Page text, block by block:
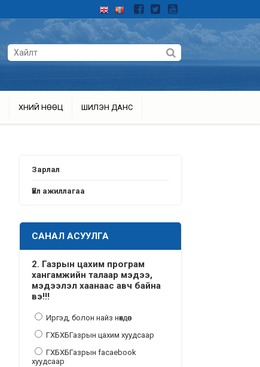
ХҮНИЙ НӨӨЦ ШИЛЭН ДАНС
Зарлал
Үйл ажиллагаа
САНАЛ АСУУЛГА
2. Газрын цахим програм
хангамжийн талаар мэдээ,
мэдээлэл хаанаас авч байна
вэ!!!
Иргэд, болон найз нөхдөөс
ГХБХБГазрын цахим хуудсаар
ГХБХБГазрын facaebook
хуудсаар